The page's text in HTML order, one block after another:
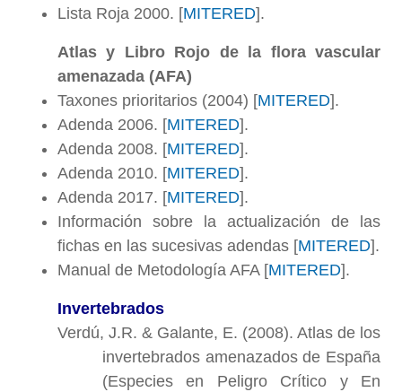
Lista Roja 2000. [MITERED].
Atlas y Libro Rojo de la flora vascular
amenazada (AFA)
Taxones prioritarios (2004) [MITERED].
Adenda 2006. [MITERED].
Adenda 2008. [MITERED].
Adenda 2010. [MITERED].
Adenda 2017. [MITERED].
Información sobre la actualización de las
fichas en las sucesivas adendas [MITERED].
Manual de Metodología AFA [MITERED].
Invertebrados
Verdú, J.R. & Galante, E. (2008). Atlas de los
invertebrados amenazados de España
(Especies en Peligro Crítico y En